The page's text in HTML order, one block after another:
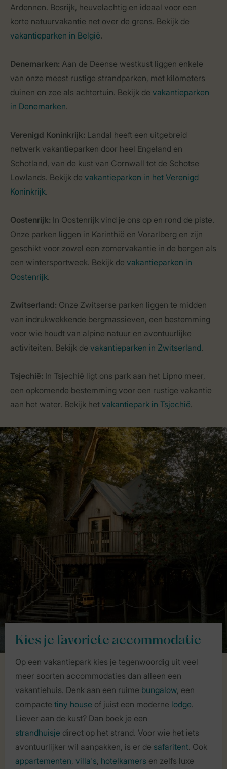
Ardennen. Bosrijk, heuvelachtig en ideaal voor een
korte natuurvakantie net over de grens. Bekijk de
vakantieparken in België.
Denemarken: Aan de Deense westkust liggen enkele
van onze meest rustige strandparken, met kilometers
duinen en zee als achtertuin. Bekijk de vakantieparken
in Denemarken.
Verenigd Koninkrijk: Landal heeft een uitgebreid
netwerk vakantieparken door heel Engeland en
Schotland, van de kust van Cornwall tot de Schotse
Lowlands. Bekijk de vakantieparken in het Verenigd
Koninkrijk.
Oostenrijk: In Oostenrijk vind je ons op en rond de piste.
Onze parken liggen in Karinthië en Vorarlberg en zijn
geschikt voor zowel een zomervakantie in de bergen als
een wintersportweek. Bekijk de vakantieparken in
Oostenrijk.
Zwitserland: Onze Zwitserse parken liggen te midden
van indrukwekkende bergmassieven, een bestemming
voor wie houdt van alpine natuur en avontuurlijke
activiteiten. Bekijk de vakantieparken in Zwitserland.
Tsjechië: In Tsjechië ligt ons park aan het Lipno meer,
een opkomende bestemming voor een rustige vakantie
aan het water. Bekijk het vakantiepark in Tsjechië.
Kies je favoriete accommodatie
Op een vakantiepark kies je tegenwoordig uit veel
meer soorten accommodaties dan alleen een
vakantiehuis. Denk aan een ruime bungalow, een
compacte tiny house of juist een moderne lodge.
Liever aan de kust? Dan boek je een
strandhuisje direct op het strand. Voor wie het iets
avontuurlijker wil aanpakken, is er de safaritent. Ook
appartementen, villa's, hotelkamers en zelfs luxe